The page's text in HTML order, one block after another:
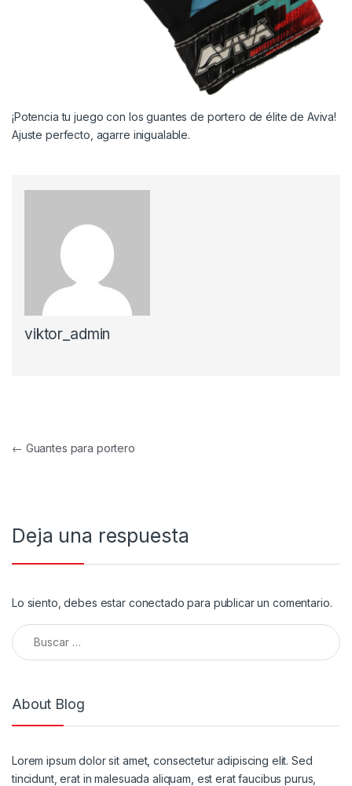
¡Potencia tu juego con los guantes de portero de élite de Aviva!
Ajuste perfecto, agarre inigualable.
viktor_admin
Navegación de entradas
← Guantes para portero
Deja una respuesta
Lo siento, debes estar conectado para publicar un comentario.
Buscar:
About Blog
Lorem ipsum dolor sit amet, consectetur adipiscing elit. Sed
tincidunt, erat in malesuada aliquam, est erat faucibus purus,